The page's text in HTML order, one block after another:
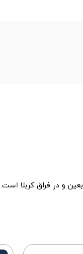
و در فراق کربلا است.